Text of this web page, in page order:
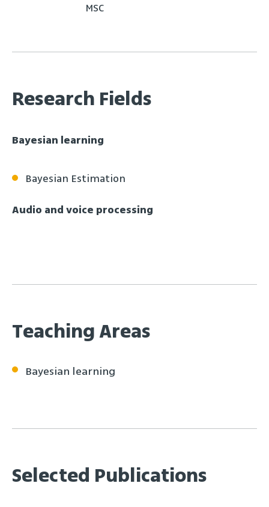
MSC
Research Fields
Bayesian learning
Bayesian Estimation
Audio and voice processing
Teaching Areas
Bayesian learning
Selected Publications